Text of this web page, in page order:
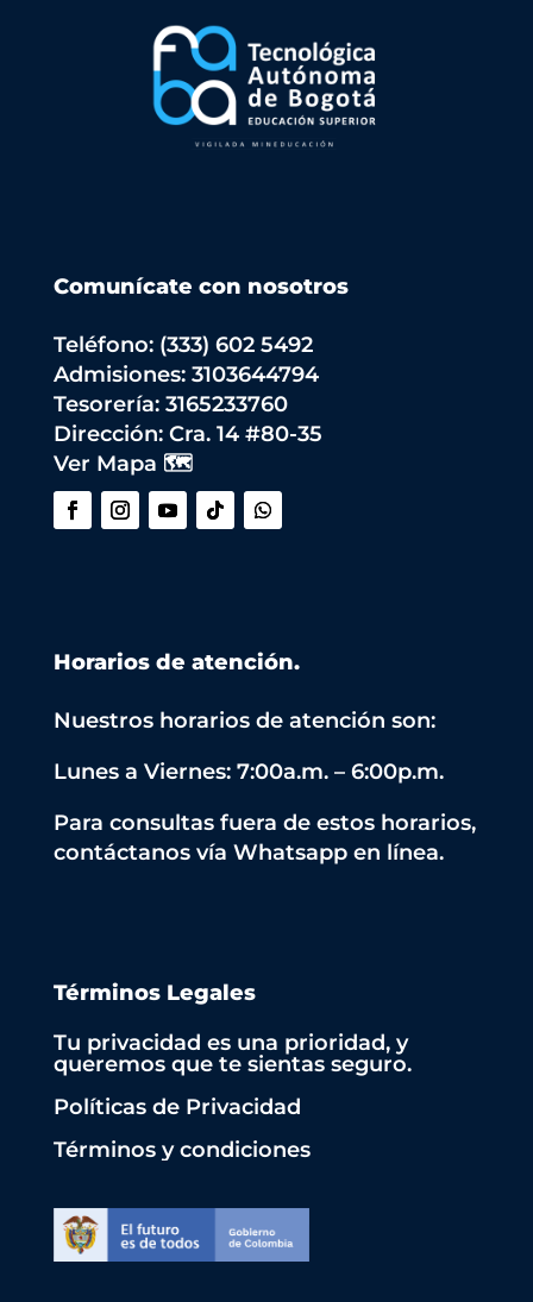
Comunícate con nosotros
Teléfono: (333) 602 5492
Admisiones: 3103644794
Tesorería: 3165233760
Dirección: Cra. 14 #80-35
Ver Mapa 🗺️
Horarios de atención.
Nuestros horarios de atención son:
Lunes a Viernes: 7:00a.m. – 6:00p.m.
Para consultas fuera de estos horarios,
contáctanos vía Whatsapp en línea.
Términos Legales
Tu privacidad es una prioridad, y
queremos que te sientas seguro.
Políticas de Privacidad
Términos y condiciones